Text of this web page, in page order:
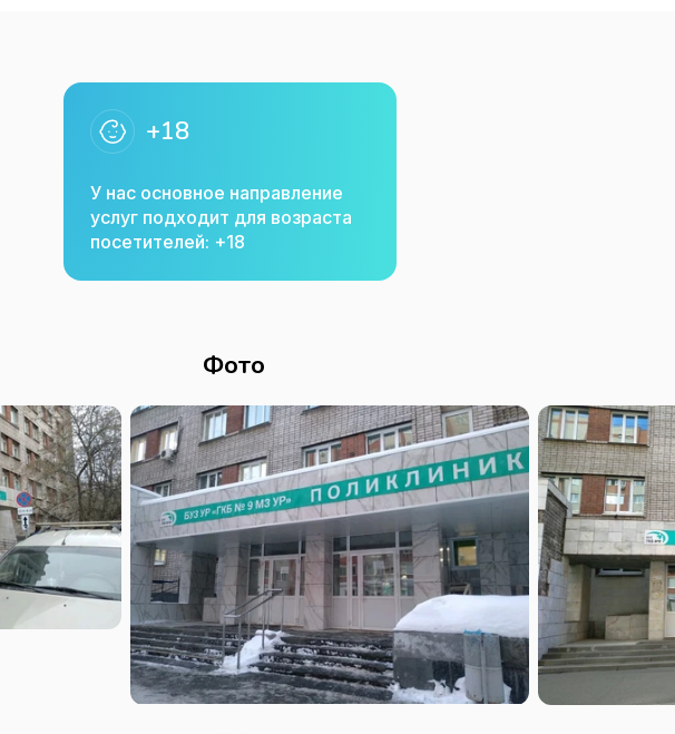
+18
У нас основное направление
услуг подходит для возраста
посетителей: +18
Фото